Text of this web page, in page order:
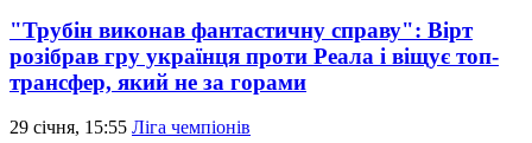
"Трубін виконав фантастичну справу": Вірт
розібрав гру українця проти Реала і віщує топ-
трансфер, який не за горами
29 січня, 15:55 Ліга чемпіонів